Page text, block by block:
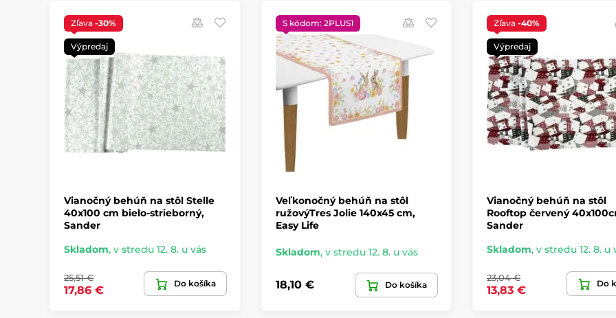
Zľava -30%
Výpredaj
Vianočný behúň na stôl Stelle
40x100 cm bielo-strieborný,
Sander
Skladom, v stredu 12. 8. u vás
25,51 €
17,86 €
Do košíka
S kódom: 2PLUS1
Veľkonočný behúň na stôl
ružovýTres Jolie 140x45 cm,
Easy Life
Skladom, v stredu 12. 8. u vás
18,10 € Do košíka
Zľava -40%
Výpredaj
Vianočný behúň na stôl
Rooftop červený
Sander
Skladom, v stredu 12. 8. u
23,04 €
13,83 €
Do